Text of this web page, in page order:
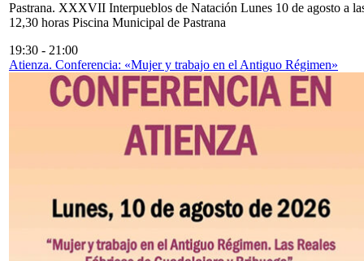
Pastrana. XXXVII Interpueblos de Natación Lunes 10 de agosto a
12,30 horas Piscina Municipal de Pastrana
19:30 - 21:00
Atienza. Conferencia: «Mujer y trabajo en el Antiguo Régimen»